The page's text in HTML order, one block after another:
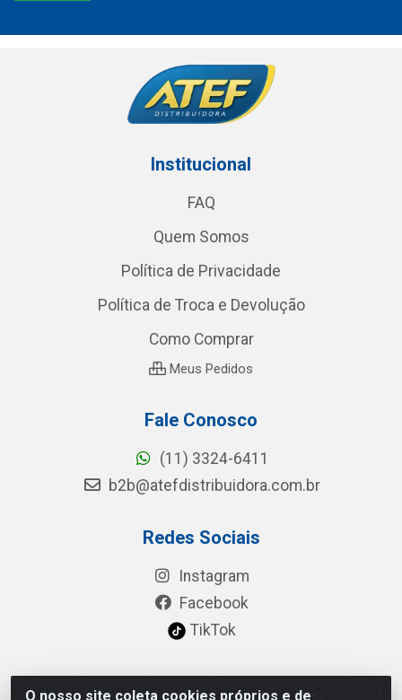
O nosso site coleta cookies próprios e de
Institucional
FAQ
Quem Somos
Política de Privacidade
Política de Troca e Devolução
Como Comprar
Meus Pedidos
Fale Conosco
(11) 3324-6411
b2b@atefdistribuidora.com.br
Redes Sociais
Instagram
Facebook
TikTok